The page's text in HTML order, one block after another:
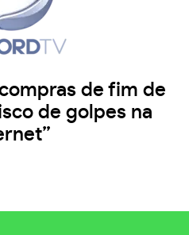
de fim de
de golpes na